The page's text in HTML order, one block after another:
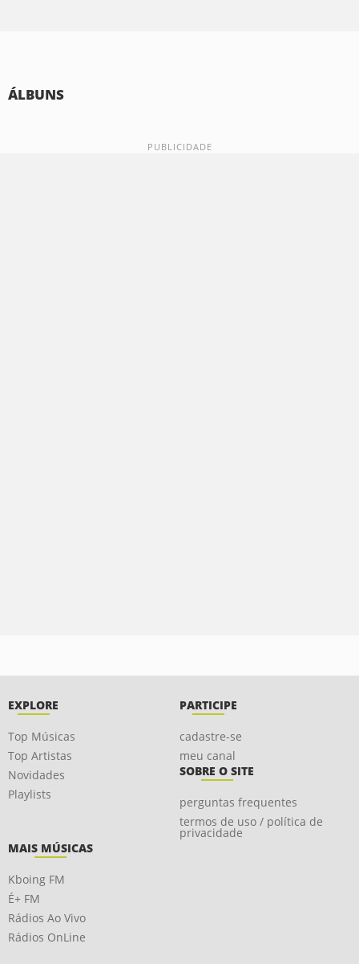
ÁLBUNS
EXPLORE
Top Músicas
Top Artistas
Novidades
Playlists
PARTICIPE
cadastre-se
meu canal
SOBRE O SITE
perguntas frequentes
termos de uso / política de
privacidade
MAIS MÚSICAS
Kboing FM
É+ FM
Rádios Ao Vivo
Rádios OnLine